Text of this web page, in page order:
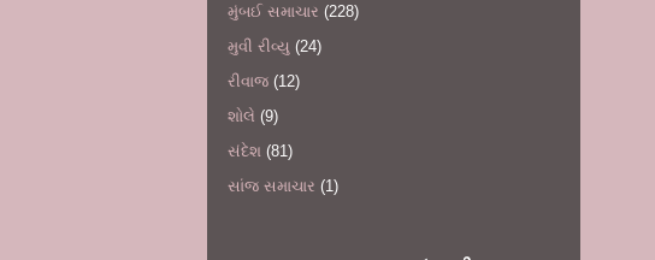
મુંબઈ સમાચાર (228)
મુવી રીવ્યુ (24)
રીવાજ (12)
શોલે (9)
સંદેશ (81)
સાંજ સમાચાર (1)